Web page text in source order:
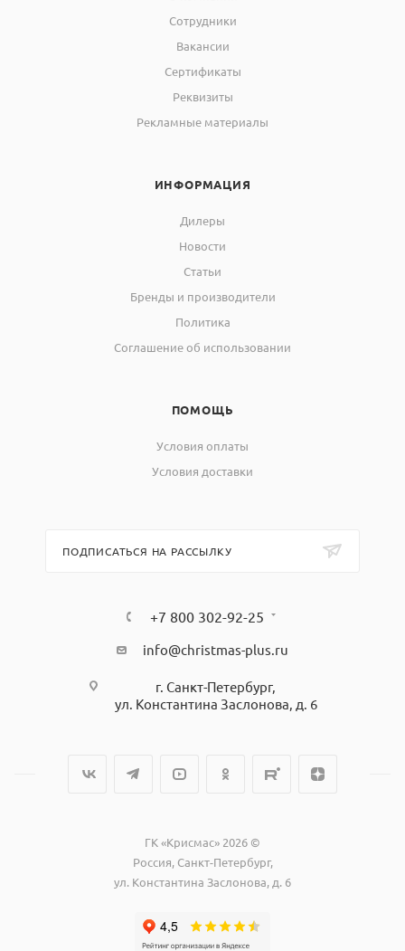
Сотрудники
Вакансии
Сертификаты
Реквизиты
Рекламные материалы
ИНФОРМАЦИЯ
Дилеры
Новости
Статьи
Бренды и производители
Политика
Соглашение об использовании
ПОМОЩЬ
Условия оплаты
Условия доставки
ПОДПИСАТЬСЯ НА РАССЫЛКУ
+7 800 302-92-25
info@christmas-plus.ru
г. Санкт-Петербург,
ул. Константина Заслонова, д. 6
ГК «Крисмас» 2026 ©
Россия, Санкт-Петербург,
ул. Константина Заслонова, д. 6